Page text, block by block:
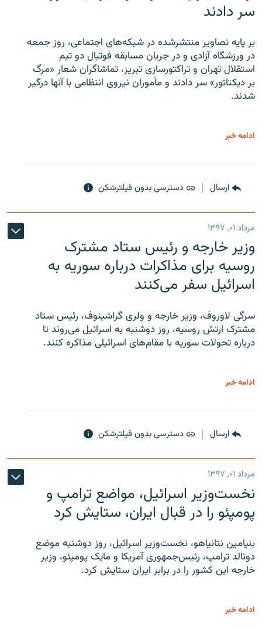
سر دادند
بر پایه تصاویر منتشرشده در شبکه‌های اجتماعی، روز جمعه
در ورزشگاه آزادی و در جریان مسابقه فوتبال دو تیم
استقلال تهران و تراکتورسازی تبریز، تماشاگران شعار «مرگ
بر دیکتاتور» سر دادند و مأموران نیروی انتظامی با آنها درگیر
شدند.
ادامه خبر
ارسال دسترسی بدون فیلترشکن
مرداد ۰۱, ۱۳۹۷
وزیر خارجه و رئیس‌ ستاد مشترک
روسیه برای مذاکرات درباره سوریه به
اسرائیل سفر می‌کنند
سرگی لاوروف، وزیر خارجه و ولری گراشینوف، رئیس ستاد
مشترک ارتش روسیه، روز دوشنبه به اسرائیل می‌روند تا
درباره تحولات سوریه با مقام‌های اسرائیلی مذاکره کنند.
ادامه خبر
ارسال دسترسی بدون فیلترشکن
مرداد ۰۱, ۱۳۹۷
نخست‌وزیر اسرائیل، مواضع ترامپ و
پومپئو را در قبال ایران، ستایش کرد
بنیامین نتانیاهو، نخست‌وزیر اسرائیل، روز دوشنبه موضع
دونالد ترامپ، رئیس‌جمهوری آمریکا و مایک پومپئو، وزیر
خارجه این کشور را در برابر ایران ستایش کرد.
ادامه خبر